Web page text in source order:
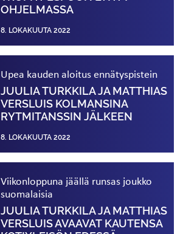
OHJELMASSA
8. LOKAKUUTA 2022
Upea kauden aloitus ennätyspistein
JUULIA TURKKILA JA MATTHIAS
VERSLUIS KOLMANSINA
RYTMITANSSIN JÄLKEEN
8. LOKAKUUTA 2022
Viikonloppuna jäällä runsas joukko
suomalaisia
JUULIA TURKKILA JA MATTHIAS
VERSLUIS AVAAVAT KAUTENSA